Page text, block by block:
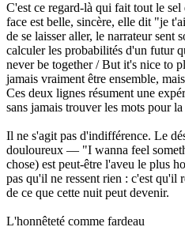
C'est ce regard-là qui fait tout le
face est belle, sincère, elle dit "je
de se laisser aller, le narrateur sent
calculer les probabilités d'un futur
never be together / But it's nice to
jamais vraiment être ensemble,
Ces deux lignes résument une
sans jamais trouver les mots pour
Il ne s'agit pas d'indifférence. Le
douloureux — "I wanna feel
chose) est peut-être l'aveu le plus
pas qu'il ne ressent rien : c'est qu'il
de ce que cette nuit peut devenir.
L'honnêteté comme fardeau